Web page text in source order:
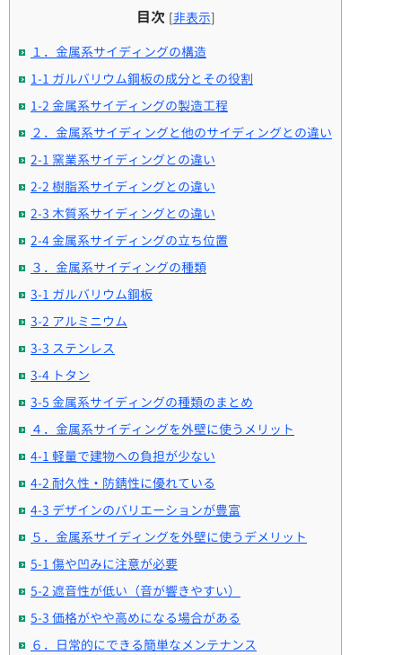
目次 [非表示]
１．金属系サイディングの構造
1-1 ガルバリウム鋼板の成分とその役割
1-2 金属系サイディングの製造工程
２．金属系サイディングと他のサイディングとの違い
2-1 窯業系サイディングとの違い
2-2 樹脂系サイディングとの違い
2-3 木質系サイディングとの違い
2-4 金属系サイディングの立ち位置
３．金属系サイディングの種類
3-1 ガルバリウム鋼板
3-2 アルミニウム
3-3 ステンレス
3-4 トタン
3-5 金属系サイディングの種類のまとめ
４．金属系サイディングを外壁に使うメリット
4-1 軽量で建物への負担が少ない
4-2 耐久性・防錆性に優れている
4-3 デザインのバリエーションが豊富
５．金属系サイディングを外壁に使うデメリット
5-1 傷や凹みに注意が必要
5-2 遮音性が低い（音が響きやすい）
5-3 価格がやや高めになる場合がある
６．日常的にできる簡単なメンテナンス